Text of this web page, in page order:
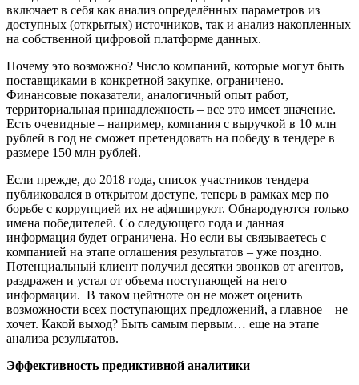
включает в себя как анализ определённых параметров из
доступных (открытых) источников, так и анализ накопленных
на собственной цифровой платформе данных.
Почему это возможно? Число компаний, которые могут быть
поставщиками в конкретной закупке, ограничено.
Финансовые показатели, аналогичный опыт работ,
территориальная принадлежность – все это имеет значение.
Есть очевидные – например, компания с выручкой в 10 млн
рублей в год не сможет претендовать на победу в тендере в
размере 150 млн рублей.
Если прежде, до 2018 года, список участников тендера
публиковался в открытом доступе, теперь в рамках мер по
борьбе с коррупцией их не афишируют. Обнародуются только
имена победителей. Со следующего года и данная
информация будет ограничена. Но если вы связываетесь с
компанией на этапе оглашения результатов – уже поздно.
Потенциальный клиент получил десятки звонков от агентов,
раздражен и устал от объема поступающей на него
информации. В таком цейтноте он не может оценить
возможности всех поступающих предложений, а главное – не
хочет. Какой выход? Быть самым первым… еще на этапе
анализа результатов.
Эффективность предиктивной аналитики